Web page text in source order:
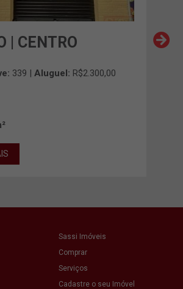
| CENTRO
339 | Aluguel: R$2.300,00
Sassi Imóveis
Comprar
Serviços
Cadastre o seu Imóvel